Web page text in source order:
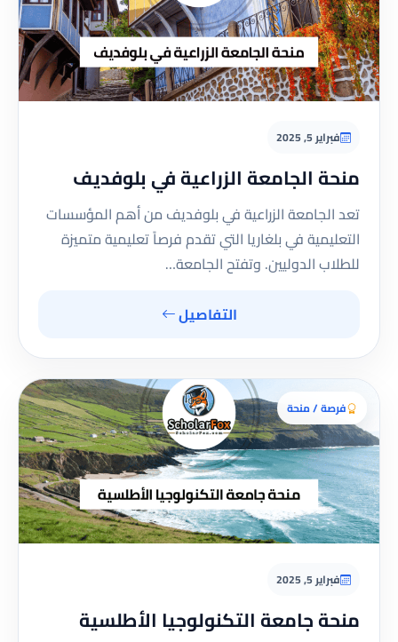
فبراير 5, 2025
منحة الجامعة الزراعية في بلوفديف
تعد الجامعة الزراعية في بلوفديف من أهم المؤسسات
التعليمية في بلغاريا التي تقدم فرصاً تعليمية متميزة
للطلاب الدوليين. وتفتح الجامعة…
التفاصيل
فرصة / منحة
فبراير 5, 2025
منحة جامعة التكنولوجيا الأطلسية